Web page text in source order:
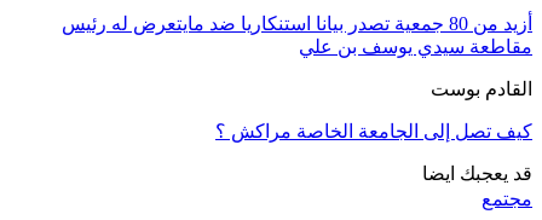
أزيد من 80 جمعية تصدر بيانا استنكاريا ضد مايتعرض له رئيس
مقاطعة سيدي يوسف بن علي
القادم بوست
كيف تصل إلى الجامعة الخاصة مراكش ؟
قد يعجبك ايضا
مجتمع